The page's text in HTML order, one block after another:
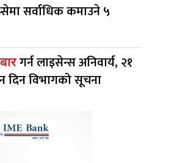
सर्वाधिक कमाउने ५
गर्न लाइसेन्स अनिवार्य, २१
दिन विभागको सूचना